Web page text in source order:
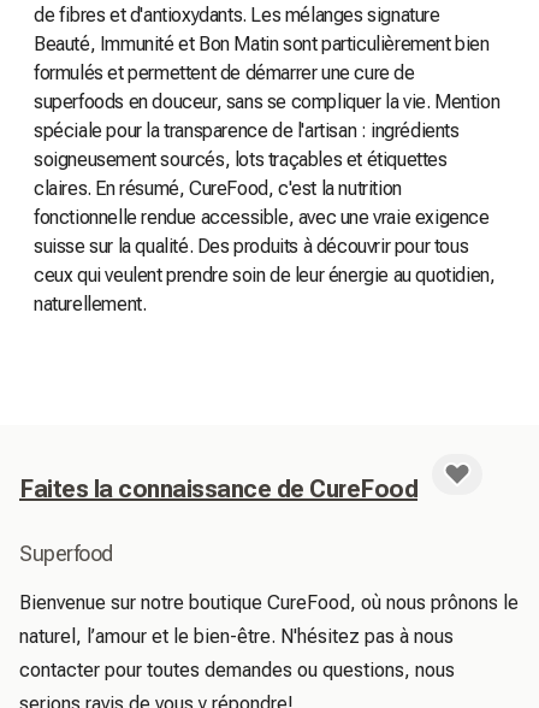
de fibres et d'antioxydants. Les mélanges signature
Beauté, Immunité et Bon Matin sont particulièrement bien
formulés et permettent de démarrer une cure de
superfoods en douceur, sans se compliquer la vie. Mention
spéciale pour la transparence de l'artisan : ingrédients
soigneusement sourcés, lots traçables et étiquettes
claires. En résumé, CureFood, c'est la nutrition
fonctionnelle rendue accessible, avec une vraie exigence
suisse sur la qualité. Des produits à découvrir pour tous
ceux qui veulent prendre soin de leur énergie au quotidien,
naturellement.
Faites la connaissance de CureFood
Superfood
Bienvenue sur notre boutique CureFood, où nous prônons le
naturel, l’amour et le bien-être. N'hésitez pas à nous
contacter pour toutes demandes ou questions, nous